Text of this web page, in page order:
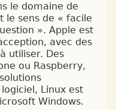
le domaine de
le sens de « facile
». Apple est
avec des
utiliser. Des
ou Raspberry,
Linux est
Windows.